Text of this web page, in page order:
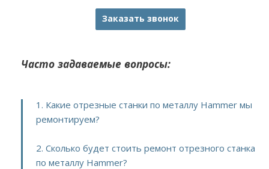
Заказать звонок
Часто задаваемые вопросы:
1. Какие отрезные станки по металлу Hammer мы
ремонтируем?
2. Сколько будет стоить ремонт отрезного станка
по металлу Hammer?